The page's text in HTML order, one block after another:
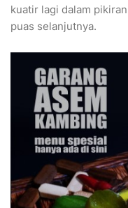
kuatir lagi dalam
puas selanjutnya.